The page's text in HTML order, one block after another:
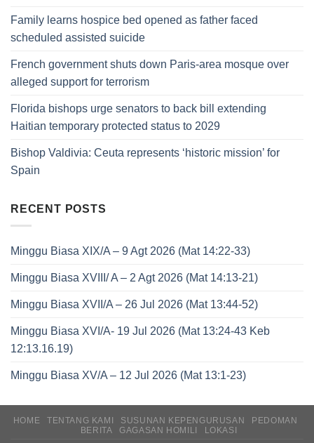
Family learns hospice bed opened as father faced
scheduled assisted suicide
French government shuts down Paris-area mosque over
alleged support for terrorism
Florida bishops urge senators to back bill extending
Haitian temporary protected status to 2029
Bishop Valdivia: Ceuta represents ‘historic mission’ for
Spain
RECENT POSTS
Minggu Biasa XIX/A – 9 Agt 2026 (Mat 14:22-33)
Minggu Biasa XVIII/ A – 2 Agt 2026 (Mat 14:13-21)
Minggu Biasa XVII/A – 26 Jul 2026 (Mat 13:44-52)
Minggu Biasa XVI/A- 19 Jul 2026 (Mat 13:24-43 Keb
12:13.16.19)
Minggu Biasa XV/A – 12 Jul 2026 (Mat 13:1-23)
HOME TENTANG KAMI SUSUNAN KEPENGURUSAN
PEDOMAN
BERITA
GAGASAN HOMILI LOKASI